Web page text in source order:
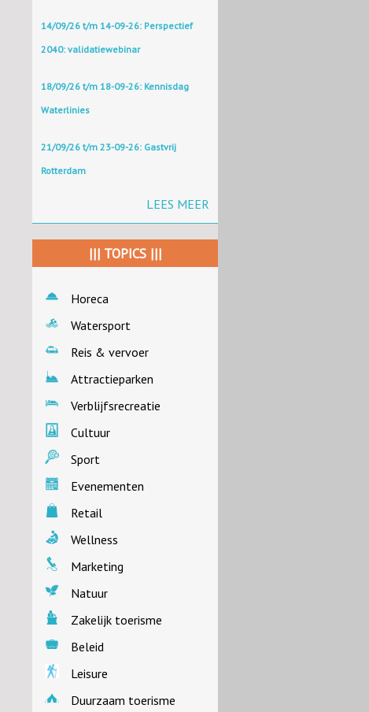
14/09/26 t/m 14-09-26: Perspectief
2040: validatiewebinar
18/09/26 t/m 18-09-26: Kennisdag
Waterlinies
21/09/26 t/m 23-09-26: Gastvrij
Rotterdam
LEES MEER
||| TOPICS |||
Horeca
Watersport
Reis & vervoer
Attractieparken
Verblijfsrecreatie
Cultuur
Sport
Evenementen
Retail
Wellness
Marketing
Natuur
Zakelijk toerisme
Beleid
Leisure
Duurzaam toerisme